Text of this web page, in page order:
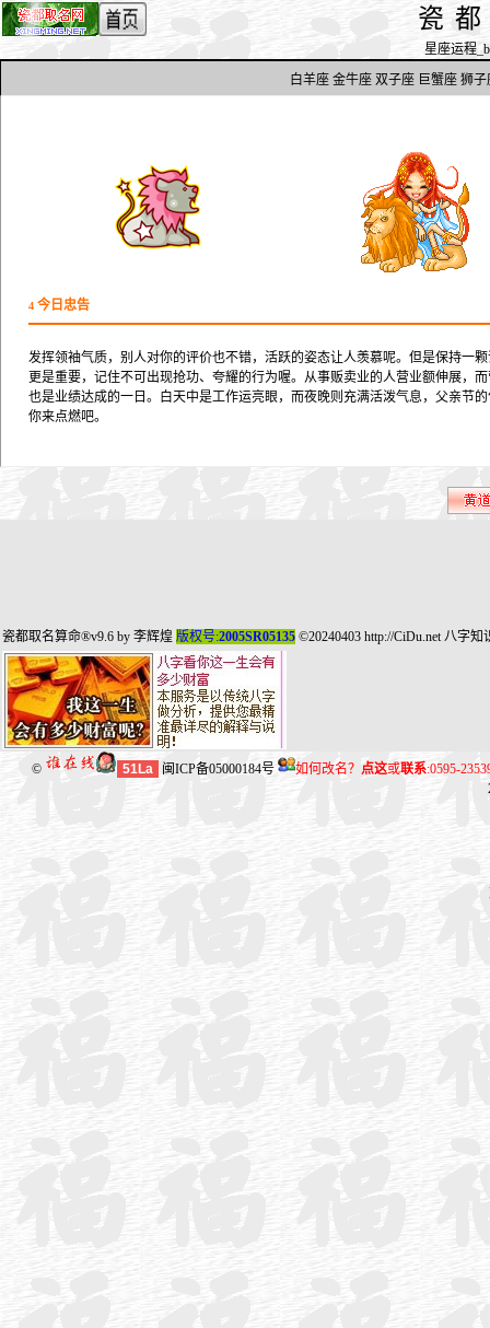
瓷
星座运程
白羊座 金牛座 双子座 巨蟹座 狮子
4 今日忠告
发挥领袖气质，别人对你的评价也不错，活跃的姿态让人羡慕呢。但是保持一
更是重要，记住不可出现抢功、夸耀的行为喔。从事贩卖业的人营业额伸展，
也是业绩达成的一日。白天中是工作运亮眼，而夜晚则充满活泼气息，父亲节
你来点燃吧。
瓷都取名算命®v9.6 by 李辉煌 版权号:2005SR05135 ©20240403 http://CiDu.net 八字知
© 51La 闽ICP备05000184号 如何改名？ 点这或联系:0595-